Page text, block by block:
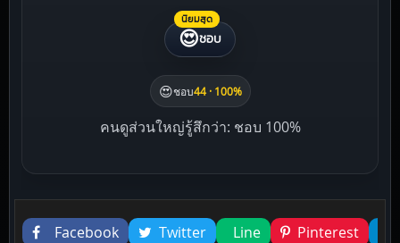
นิยมสุด
😍ชอบ
😍ชอบ44 · 100%
คนดูส่วนใหญ่รู้สึกว่า: ชอบ 100%
Liked this
Facebook
Twitter Line Pinterest